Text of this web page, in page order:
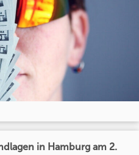
in Hamburg am 2.